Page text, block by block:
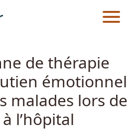
Races
Guides
de thérapie
émotionnel
malades lors de
l’hôpital